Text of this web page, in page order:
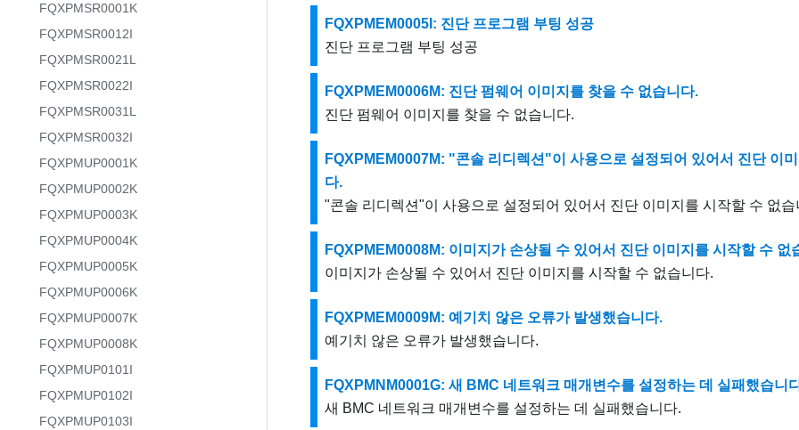
FQXPMSR0001K
FQXPMSR0012I
FQXPMSR0021L
FQXPMSR0022I
FQXPMSR0031L
FQXPMSR0032I
FQXPMUP0001K
FQXPMUP0002K
FQXPMUP0003K
FQXPMUP0004K
FQXPMUP0005K
FQXPMUP0006K
FQXPMUP0007K
FQXPMUP0008K
FQXPMUP0101I
FQXPMUP0102I
FQXPMUP0103I
FQXPMEM0005I: 진단 프로그램 부팅 성공
진단 프로그램 부팅 성공
FQXPMEM0006M: 진단 펌웨어 이미지를 찾을 수 없습니다.
진단 펌웨어 이미지를 찾을 수 없습니다.
FQXPMEM0007M: "콘솔 리디렉션"이 사용으로 설정되어 있어서 진단 이
다.
"콘솔 리디렉션"이 사용으로 설정되어 있어서 진단 이미지를 시작할 수 없습
FQXPMEM0008M: 이미지가 손상될 수 있어서 진단 이미지를 시작할 수 없
이미지가 손상될 수 있어서 진단 이미지를 시작할 수 없습니다.
FQXPMEM0009M: 예기치 않은 오류가 발생했습니다.
예기치 않은 오류가 발생했습니다.
FQXPMNM0001G: 새 BMC 네트워크 매개변수를 설정하는 데 실패했습니
새 BMC 네트워크 매개변수를 설정하는 데 실패했습니다.